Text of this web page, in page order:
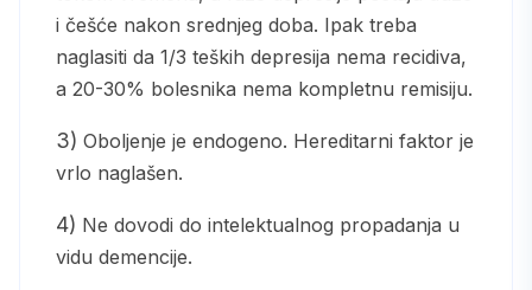
i češće nakon srednjeg doba. Ipak treba
naglasiti da 1/3 teških depresija nema recidiva,
a 20-30% bolesnika nema kompletnu remisiju.
3) Oboljenje je endogeno. Hereditarni faktor je
vrlo naglašen.
4) Ne dovodi do intelektualnog propadanja u
vidu demencije.